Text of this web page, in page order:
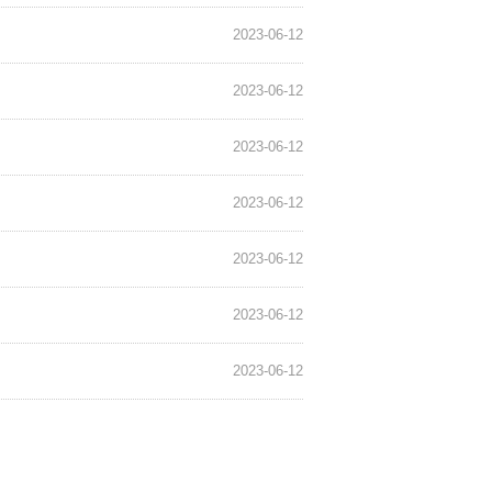
2023-06-12
2023-06-12
2023-06-12
2023-06-12
2023-06-12
2023-06-12
2023-06-12